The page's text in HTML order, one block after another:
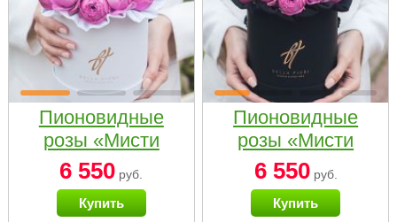
Пионовидные
розы «Мисти
бабблс» в белой
коробке Small
6 550 руб.
Купить
Пионовидные
розы «Мисти
бабблс» в
черной коробке
Small
6 550руб.
Купить